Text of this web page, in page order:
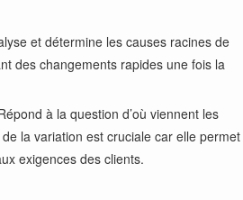
et détermine les causes racines de
des changements rapides une fois la
à la question d’où viennent les
la variation est cruciale car elle permet
exigences des clients.